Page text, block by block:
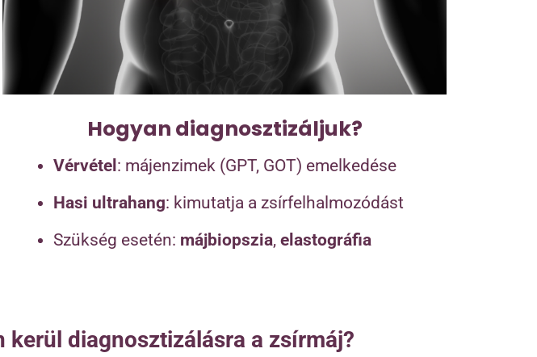
Hogyan diagnosztizáljuk?
Vérvétel : májenzimek (GPT, GOT) emelkedése
Hasi ultrahang: kimutatja a zsírfelhalmozódást
Szükség esetén: májbiopszia, elastográfia
diagnosztizálásra a zsírmáj?